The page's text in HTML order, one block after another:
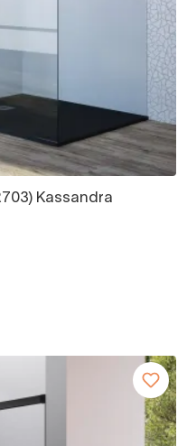
Kassandra